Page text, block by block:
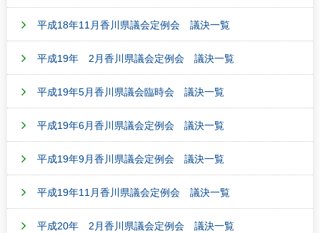
平成18年11月香川県議会定例会 議決一覧
平成19年 2月香川県議会定例会 議決一覧
平成19年5月香川県議会臨時会 議決一覧
平成19年6月香川県議会定例会 議決一覧
平成19年9月香川県議会定例会 議決一覧
平成19年11月香川県議会定例会 議決一覧
平成20年 2月香川県議会定例会 議決一覧